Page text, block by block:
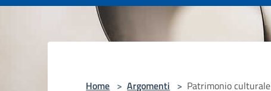
Home > Argomenti > Patrimonio culturale